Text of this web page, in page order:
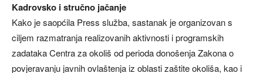
Kadrovsko i stručno jačanje
Kako je saopćila Press služba, sastanak je organizovan s
ciljem razmatranja realizovanih aktivnosti i programskih
zadataka Centra za okoliš od perioda donošenja Zakona o
povjeravanju javnih ovlaštenja iz oblasti zaštite okoliša, kao i